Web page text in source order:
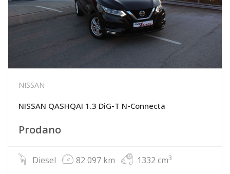
NISSAN
NISSAN QASHQAI 1.3 DiG-T N-Connecta
Prodano
Diesel 82 097 km 1332 cm3